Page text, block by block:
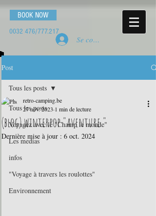
BOOK NOW
0032 476/777.217
Se connecter
Post
Tous les posts
Voyagez avec le "Champ le monde"
Les medias
infos
"Voyage à travers les roulottes"
Environnement
Tous les posts
(blog) winterpop "aventure "
retro-camping.be
27 nov. 2023 1 min de lecture
Dernière mise à jour : 6 oct. 2024